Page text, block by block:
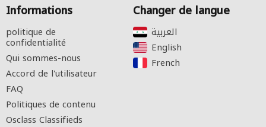
Informations
politique de
confidentialité
Qui sommes-nous
Accord de l'utilisateur
FAQ
Politiques de contenu
Osclass Classifieds
Changer de langue
English‎
French‎